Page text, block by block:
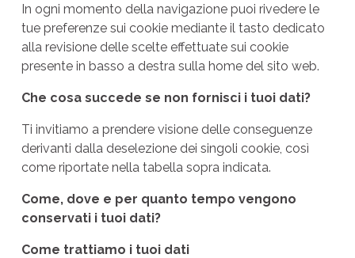
In ogni momento della navigazione puoi rivedere le
tue preferenze sui cookie mediante il tasto dedicato
alla revisione delle scelte effettuate sui cookie
presente in basso a destra sulla home del sito web.
Che cosa succede se non fornisci i tuoi dati?
Ti invitiamo a prendere visione delle conseguenze
derivanti dalla deselezione dei singoli cookie, così
come riportate nella tabella sopra indicata.
Come, dove e per quanto tempo vengono
conservati i tuoi dati?
Come trattiamo i tuoi dati